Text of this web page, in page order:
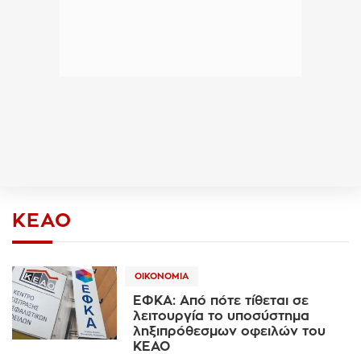
ΚΕΑΟ
ΟΙΚΟΝΟΜΊΑ
ΕΦΚΑ: Από πότε τίθεται σε
λειτουργία το υποσύστημα
ληξιπρόθεσμων οφειλών του
ΚΕΑΟ